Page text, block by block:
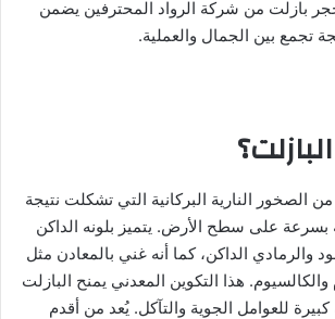
بازلت من شركة الرواد المحترفين يضمن
تجمع بين الجمال والعملية.
الصخور النارية البركانية التي تشكلت نتيجة
بسرعة على سطح الأرض. يتميز بلونه الداكن
والرمادي الداكن، كما أنه غني بالمعادن مثل
والكالسيوم. هذا التكوين المعدني يمنح البازلت
للعوامل الجوية والتآكل. يُعد من أقدم